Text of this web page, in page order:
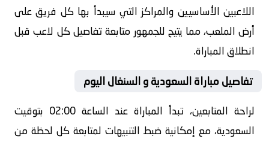
اللاعبين الأساسيين والمراكز التي سيبدأ بها كل فريق على
أرض الملعب، مما يتيح للجمهور متابعة تفاصيل كل لاعب قبل
انطلاق المباراة.
تفاصيل مباراة السعودية و السنغال اليوم
لراحة المتابعين، تبدأ المباراة عند الساعة 02:00 بتوقيت
السعودية، مع إمكانية ضبط التنبيهات لمتابعة كل لحظة من